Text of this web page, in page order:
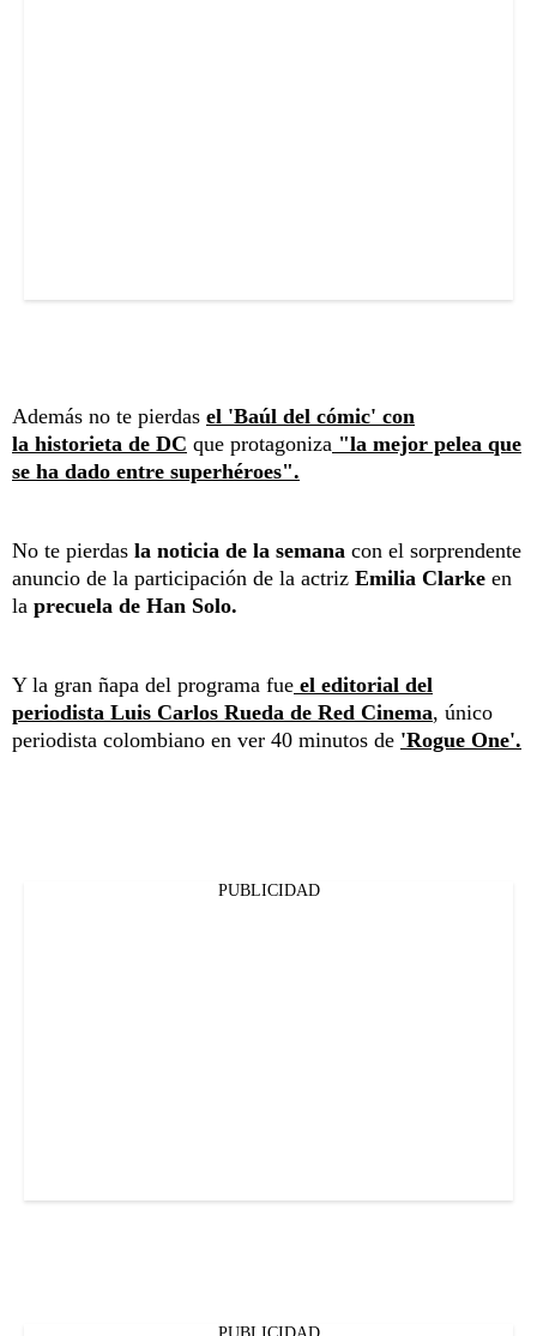
Además no te pierdas el 'Baúl del cómic' con
la historieta de DC que protagoniza "la mejor pelea que
se ha dado entre superhéroes".
No te pierdas la noticia de la semana con el sorprendente
anuncio de la participación de la actriz Emilia Clarke en
la precuela de Han Solo.
Y la gran ñapa del programa fue el editorial del
periodista Luis Carlos Rueda de Red Cinema, único
periodista colombiano en ver 40 minutos de 'Rogue One'.
PUBLICIDAD